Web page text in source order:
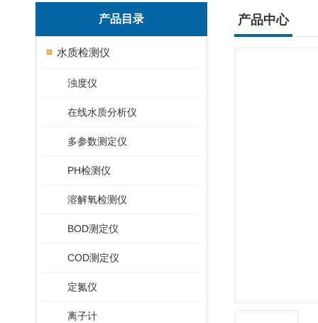
产品目录
水质检测仪
浊度仪
在线水质分析仪
多参数测定仪
PH检测仪
溶解氧检测仪
BOD测定仪
COD测定仪
定氮仪
离子计
产品中心